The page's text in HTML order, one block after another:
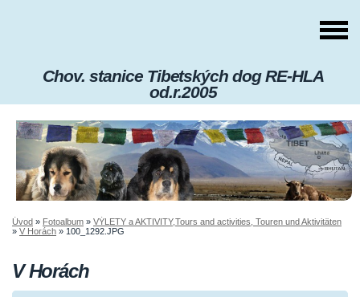
Chov. stanice Tibetských dog RE-HLA
od.r.2005
Úvod » Fotoalbum » VÝLETY a AKTIVITY,Tours and activities, Touren und Aktivitäten
» V Horách » 100_1292.JPG
V Horách